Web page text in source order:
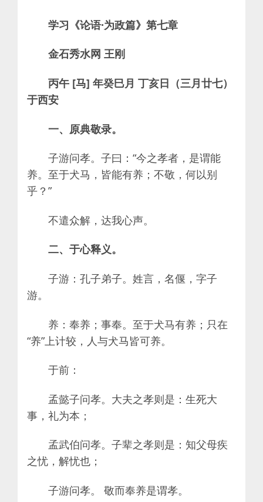
学习《论语·为政篇》第七章
金石秀水网 王刚
丙午 [马] 年癸巳月 丁亥日（三月廿七）
于西安
一、原典敬录。
子游问孝。子曰：“今之孝者，是谓能
养。至于犬马，皆能有养；不敬，何以别
乎？”
不遣众解，达我心声。
二、于心释义。
子游：孔子弟子。姓言，名偃，字子
游。
养：奉养；事奉。至于犬马有养；只在
“养”上计较，人与犬马皆可养。
于前：
孟懿子问孝。大夫之孝则是：生死大
事，礼为本；
孟武伯问孝。子辈之孝则是：知父母疾
之忧，解忧也；
子游问孝。 敬而奉养是谓孝。